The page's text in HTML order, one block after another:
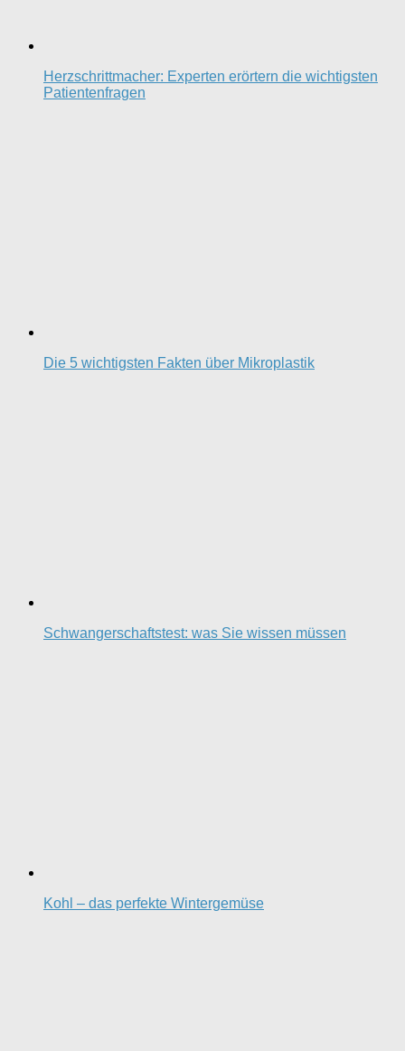
Herzschrittmacher: Experten erörtern die wichtigsten
Patientenfragen
Die 5 wichtigsten Fakten über Mikroplastik
Schwangerschaftstest: was Sie wissen müssen
Kohl – das perfekte Wintergemüse